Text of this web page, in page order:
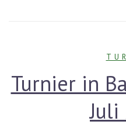
Turnier in
Juli